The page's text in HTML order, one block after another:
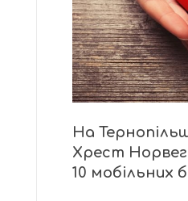
На
Хрест
10 мобільних